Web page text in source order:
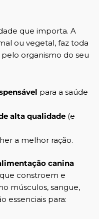
que importa. A
ou vegetal, faz toda
organismo do seu
para a saúde
alta qualidade (e
a melhor ração.
canina
constroem e
músculos, sangue,
essenciais para: